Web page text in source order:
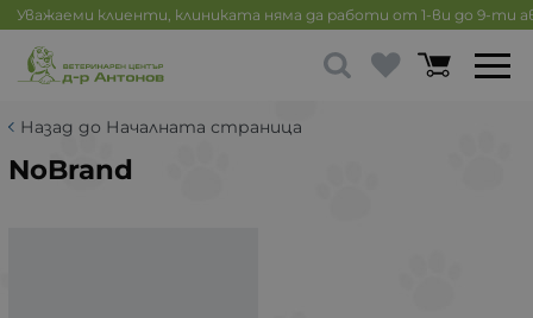
Уважаеми клиенти, клиниката няма да работи от 1-ви до 9-ти
Назад до Началната страница
NoBrand